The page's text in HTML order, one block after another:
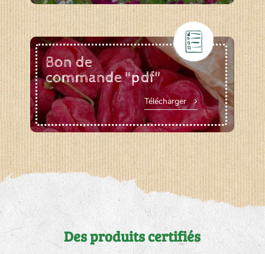
Bon de
commande "pdf"
Télécharger
Des produits certifiés